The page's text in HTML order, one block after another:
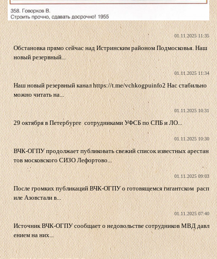
01.11.2025 11:35
Обстановка прямо сейчас над Истринским районом Подмосковья. Наш
новый резервный...
01.11.2025 11:34
Наш новый резервный канал https://t.me/vchkogpuinfo2 Нас стабильно
можно читать на...
01.11.2025 10:31
29 октября в Петербурге сотрудниками УФСБ по СПБ и ЛО...
01.11.2025 10:30
ВЧК-ОГПУ продолжает публиковать свежий список известных арестан
тов московского СИЗО Лефортово...
01.11.2025 09:03
После громких публикаций ВЧК-ОГПУ о готовящемся гигантском расп
иле Азовстали в...
01.11.2025 07:40
Источник ВЧК-ОГПУ сообщает о недовольстве сотрудников МВД давл
ением на них...